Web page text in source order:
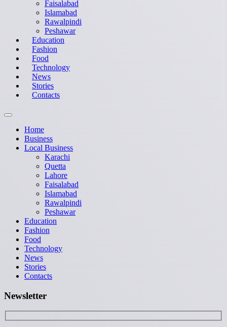
Faisalabad
Islamabad
Rawalpindi
Peshawar
Education
Fashion
Food
Technology
News
Stories
Contacts
Home
Business
Local Business
Karachi
Quetta
Lahore
Faisalabad
Islamabad
Rawalpindi
Peshawar
Education
Fashion
Food
Technology
News
Stories
Contacts
Newsletter